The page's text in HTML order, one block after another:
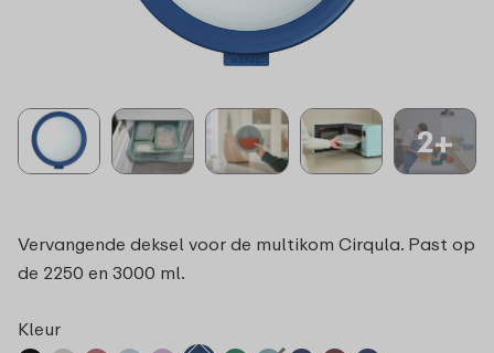
2+
Vervangende deksel voor de multikom Cirqula. Past op
de 2250 en 3000 ml.
Kleur